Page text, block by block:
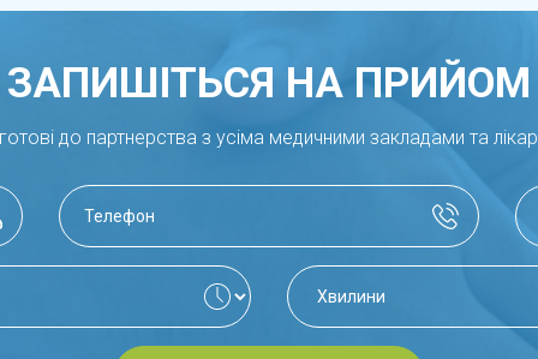
ЗАПИШІТЬСЯ НА ПРИЙОМ
до партнерства з усіма медичними закладами та